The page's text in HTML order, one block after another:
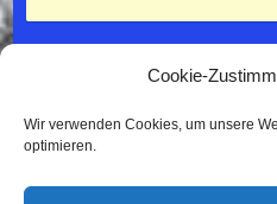
Cookie-
Wir verwenden Cookies, um unsere
optimieren.
Impressum